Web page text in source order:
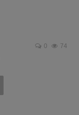
0 74